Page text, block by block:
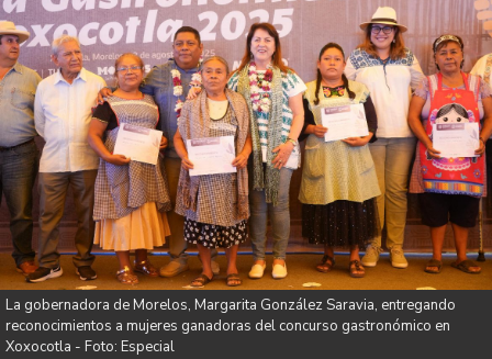
La gobernadora de Morelos, Margarita González Saravia, entregando
reconocimientos a mujeres ganadoras del concurso gastronómico en
Xoxocotla - Foto: Especial